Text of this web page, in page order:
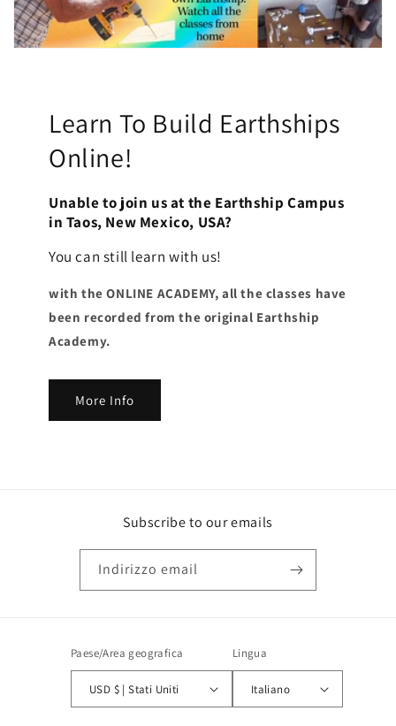
Learn To Build Earthships
Online!
Unable to join us at the Earthship Campus
in Taos, New Mexico, USA?
You can still learn with us!
with the ONLINE ACADEMY, all the classes have
been recorded from the original Earthship
Academy.
More Info
Subscribe to our emails
Indirizzo email
Paese/Area geografica
USD $ | Stati Uniti
Lingua
Italiano